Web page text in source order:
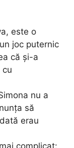
este o
joc puternic
că și-a
cu
nu a
să
erau